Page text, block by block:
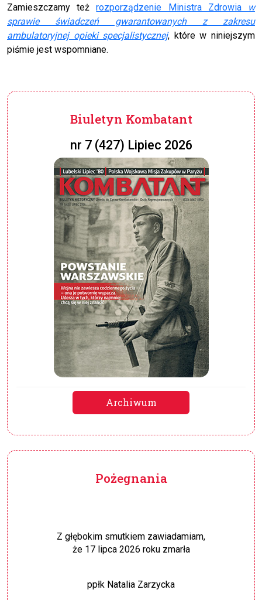
Zamieszczamy teżrozporządzenie Ministra Zdrowia
w
sprawie świadczeń gwarantowanych z zakresu
ambulatoryjnej opieki specjalistycznej, które w niniejszym
piśmie jest wspomniane.
Biuletyn Kombatant
nr 7 (427) Lipiec 2026
Archiwum
Pożegnania
Z głębokim smutkiem zawiadamiam,
że 17 lipca 2026 roku zmarła
ppłk Natalia Zarzycka